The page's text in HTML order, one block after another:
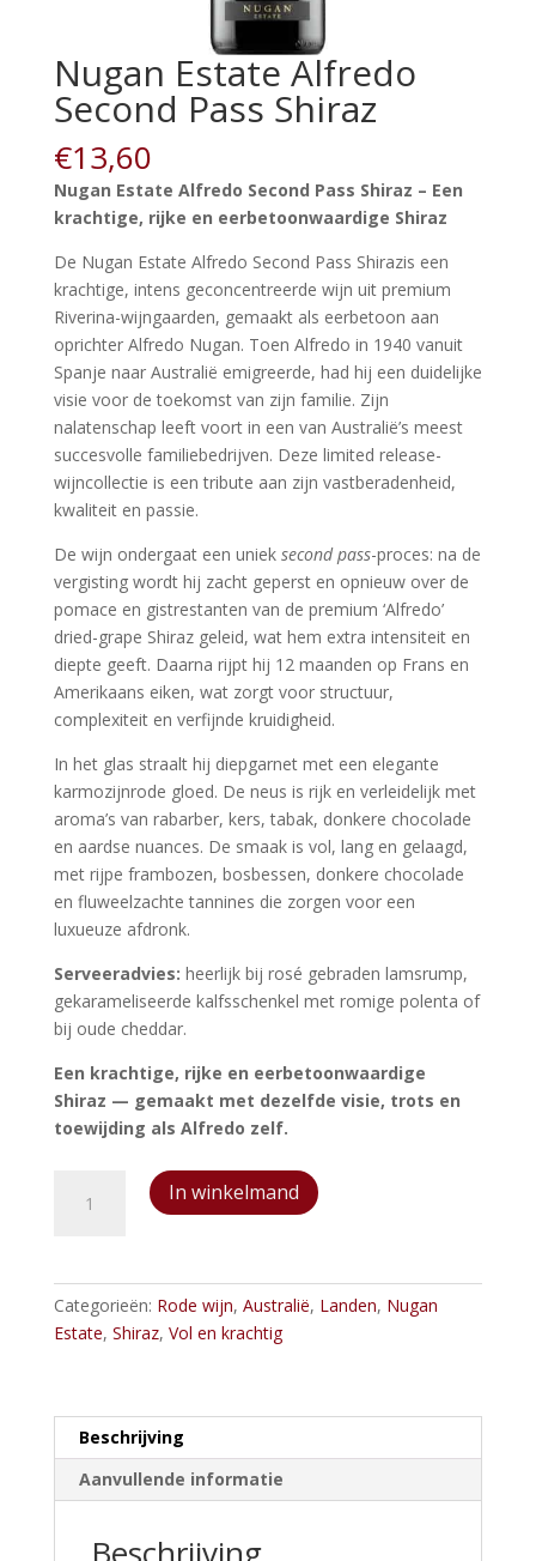
Nugan Estate Alfredo
Second Pass Shiraz
€13,60
Nugan Estate Alfredo Second Pass Shiraz – Een
krachtige, rijke en eerbetoonwaardige Shiraz
De Nugan Estate Alfredo Second Pass Shirazis een
krachtige, intens geconcentreerde wijn uit premium
Riverina-wijngaarden, gemaakt als eerbetoon aan
oprichter Alfredo Nugan. Toen Alfredo in 1940 vanuit
Spanje naar Australië emigreerde, had hij een duidelijke
visie voor de toekomst van zijn familie. Zijn
nalatenschap leeft voort in een van Australië’s meest
succesvolle familiebedrijven. Deze limited release-
wijncollectie is een tribute aan zijn vastberadenheid,
kwaliteit en passie.
De wijn ondergaat een uniek second pass-proces: na de
vergisting wordt hij zacht geperst en opnieuw over de
pomace en gistrestanten van de premium ‘Alfredo’
dried-grape Shiraz geleid, wat hem extra intensiteit en
diepte geeft. Daarna rijpt hij 12 maanden op Frans en
Amerikaans eiken, wat zorgt voor structuur,
complexiteit en verfijnde kruidigheid.
In het glas straalt hij diepgarnet met een elegante
karmozijnrode gloed. De neus is rijk en verleidelijk met
aroma’s van rabarber, kers, tabak, donkere chocolade
en aardse nuances. De smaak is vol, lang en gelaagd,
met rijpe frambozen, bosbessen, donkere chocolade
en fluweelzachte tannines die zorgen voor een
luxueuze afdronk.
Serveeradvies: heerlijk bij rosé gebraden lamsrump,
gekarameliseerde kalfsschenkel met romige polenta of
bij oude cheddar.
Een krachtige, rijke en eerbetoonwaardige
Shiraz — gemaakt met dezelfde visie, trots en
toewijding als Alfredo zelf.
Estate
Shiraz
In winkelmand
Categorieën: Rode wijn, Australië, Landen, Nugan
Estate, Shiraz, Vol en krachtig
Beschrijving
Aanvullende informatie